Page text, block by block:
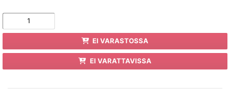
EI VARASTOSSA
EI VARATTAVISSA